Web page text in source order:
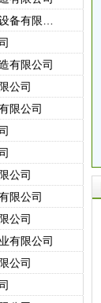
江苏河海给排水成套设备有限公司
有限公司
公司
限公司
公司
限公司
公司
有限公司
公司
公司